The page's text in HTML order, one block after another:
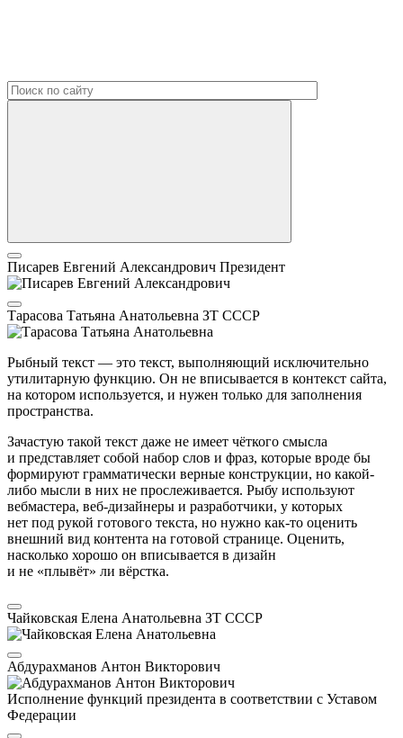
Писарев Евгений Александрович Президент
Тарасова Татьяна Анатольевна ЗТ СССР
Рыбный текст — это текст, выполняющий исключительно
утилитарную функцию. Он не вписывается в контекст сайта,
на котором используется, и нужен только для заполнения
пространства.
Зачастую такой текст даже не имеет чёткого смысла
и представляет собой набор слов и фраз, которые вроде бы
формируют грамматически верные конструкции, но какой-
либо мысли в них не прослеживается. Рыбу используют
вебмастера, веб-дизайнеры и разработчики, у которых
нет под рукой готового текста, но нужно как-то оценить
внешний вид контента на готовой странице. Оценить,
насколько хорошо он вписывается в дизайн
и не «плывёт» ли вёрстка.
Чайковская Елена Анатольевна ЗТ СССР
Абдурахманов Антон Викторович
Исполнение функций президента в соответствии с Уставом
Федерации